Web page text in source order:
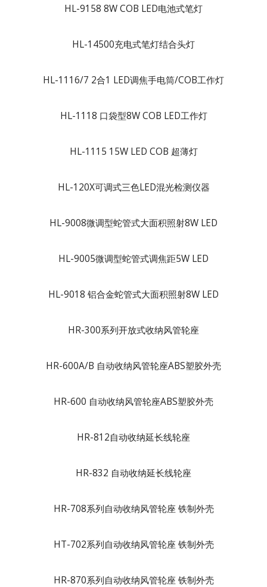
HL-9158 8W COB LED电池式笔灯
HL-14500充电式笔灯结合头灯
HL-1116/7 2合1 LED调焦手电筒/COB工作灯
HL-1118 口袋型8W COB LED工作灯
HL-1115 15W LED COB 超薄灯
HL-120X可调式三色LED混光检测仪器
HL-9008微调型蛇管式大面积照射8W LED
HL-9005微调型蛇管式调焦距5W LED
HL-9018 铝合金蛇管式大面积照射8W LED
HR-300系列开放式收纳风管轮座
HR-600A/B 自动收纳风管轮座ABS塑胶外壳
HR-600 自动收纳风管轮座ABS塑胶外壳
HR-812自动收纳延长线轮座
HR-832 自动收纳延长线轮座
HR-708系列自动收纳风管轮座 铁制外壳
HT-702系列自动收纳风管轮座 铁制外壳
HR-870系列自动收纳风管轮座 铁制外壳